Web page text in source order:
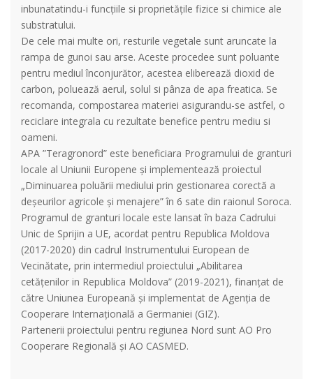
inbunatatindu-i funcțiile si proprietățile fizice si chimice ale
substratului.
De cele mai multe ori, resturile vegetale sunt aruncate la
rampa de gunoi sau arse. Aceste procedee sunt poluante
pentru mediul înconjurător, acestea eliberează dioxid de
carbon, poluează aerul, solul si pânza de apa freatica. Se
recomanda, compostarea materiei asigurandu-se astfel, o
reciclare integrala cu rezultate benefice pentru mediu si
oameni.
APA ”Teragronord” este beneficiara Programului de granturi
locale al Uniunii Europene și implementează proiectul
„Diminuarea poluării mediului prin gestionarea corectă a
deșeurilor agricole şi menajere” în 6 sate din raionul Soroca.
Programul de granturi locale este lansat în baza Cadrului
Unic de Sprijin a UE, acordat pentru Republica Moldova
(2017-2020) din cadrul Instrumentului European de
Vecinătate, prin intermediul proiectului „Abilitarea
cetățenilor in Republica Moldova” (2019-2021), finanțat de
către Uniunea Europeană și implementat de Agenția de
Cooperare Internațională a Germaniei (GIZ).
Partenerii proiectului pentru regiunea Nord sunt AO Pro
Cooperare Regională și AO CASMED.